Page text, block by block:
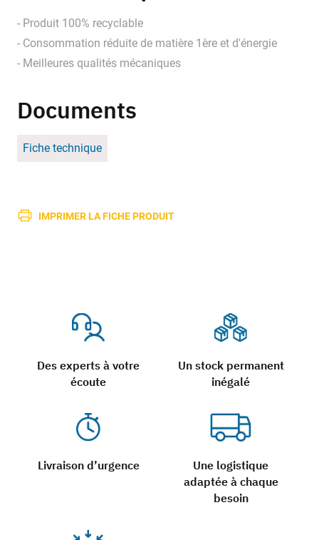
- Produit 100% recyclable
- Consommation réduite de matière 1ère et d'énergie
- Meilleures qualités mécaniques
Documents
Fiche technique
IMPRIMER LA FICHE PRODUIT
Des experts à votre
écoute
Un stock permanent
inégalé
Livraison d’urgence
Une logistique
adaptée à chaque
besoin